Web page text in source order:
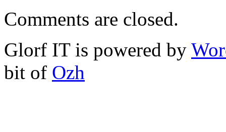
Comments are closed.
Glorf IT is powered by
bit of Ozh